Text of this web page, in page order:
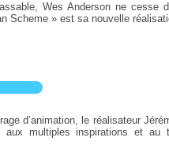
Wes Anderson ne cesse
Scheme » est sa nouvelle
d’animation, le réalisateur
aux multiples inspirations et au